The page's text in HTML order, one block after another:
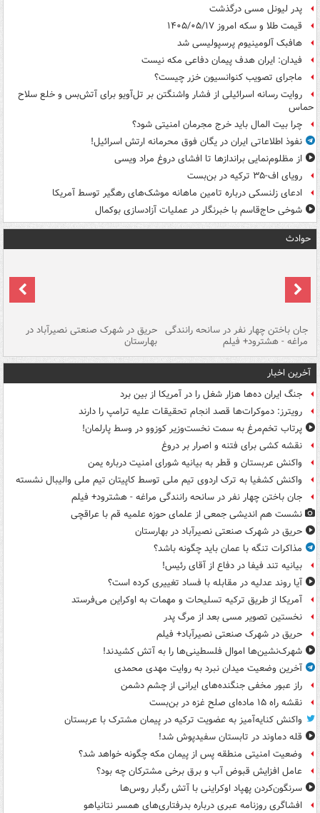
پدر لیونل مسی درگذشت
قیمت طلا و سکه امروز ۱۴۰۵/۰۵/۱۷
هافبک آلومینیوم پرسپولیسی شد
فیدان: ایران هدف پیمان دفاعی مکه نیست
ماجرای تصویب کنوانسیون خزر چیست؟
روایت رسانه اسرائیلی از فشار واشنگتن بر تل‌آویو برای آتش‌بس و خلع سلاح
حماس
چرا بیت المال باید خرج مجرمان امنیتی شود؟
نفوذ اطلاعاتی ایران در یگان فوق محرمانه ارتش اسرائیل!
از مظلوم‌نمایی براندازها تا افشای دروغ مراد ویسی
رویای اف-۳۵ ترکیه در بن‌بست
ادعای زلنسکی درباره تامین ماهانه موشک‌های رهگیر توسط آمریکا
شوخی حاج‌قاسم با خبرنگار در عملیات آزادسازی بوکمال
حوادث
جان باختن چهار نفر در سانحه رانندگی
مراغه - هشترود+ فیلم
حریق در شهرک صنعتی نصیرآباد در
بهارستان
آخرین اخبار
جنگ ایران ده‌ها هزار شغل را در آمریکا از بین برد
رویترز: دموکرات‌ها قصد انجام تحقیقات علیه ترامپ را دارند
پرتاب تخم‌مرغ به سمت نخست‌وزیر کوزوو در وسط پارلمان!
نقشه کشی برای فتنه و اصرار بر دروغ
واکنش عربستان و قطر به بیانیه شورای امنیت درباره یمن
واکنش کشفیا به ترک اردوی تیم ملی توسط کاپیتان تیم ملی والیبال نشسته
جان باختن چهار نفر در سانحه رانندگی مراغه - هشترود+ فیلم
نشست هم اندیشی جمعی از علمای حوزه علمیه قم با عراقچی
حریق در شهرک صنعتی نصیرآباد در بهارستان
مذاکرات تنگه با عمان باید چگونه باشد؟
بیانیه تند فیفا در دفاع از آقای رئیس!
آیا روند عدلیه در مقابله با فساد تغییری کرده است؟
آمریکا از طریق ترکیه تسلیحات و مهمات به اوکراین می‌فرستد
نخستین تصویر مسی بعد از مرگ پدر
حریق در شهرک صنعتی نصیرآباد+ فیلم
شهرک‌نشین‌ها اموال فلسطینی‌ها را به آتش کشیدند!
آخرین وضعیت میدان نبرد به روایت مهدی محمدی
راز عبور مخفی جنگنده‌های ایرانی از چشم دشمن
نقشه راه ۱۵ ماده‌ای صلح غزه در بن‌بست
واکنش کنایه‌آمیز به عضویت ترکیه در پیمان مشترک با عربستان
قله دماوند در تابستان سفیدپوش شد!
وضعیت امنیتی منطقه پس از پیمان مکه چگونه خواهد شد؟
عامل افزایش قبوض آب و برق برخی مشترکان چه بود؟
سرنگون‌کردن پهپاد اوکراینی با آتش رگبار روس‌ها
افشاگری روزنامه عبری درباره بدرفتاری‌های همسر نتانیاهو